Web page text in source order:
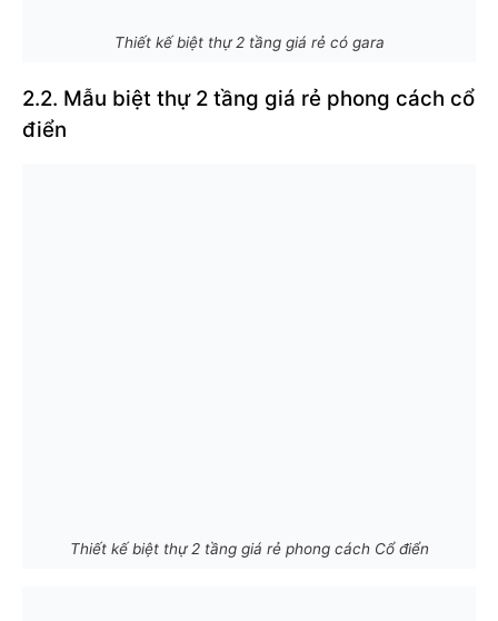
Thiết kế biệt thự 2 tầng giá rẻ có gara
2.2. Mẫu biệt thự 2 tầng giá rẻ phong cách cổ
điển
Thiết kế biệt thự 2 tầng giá rẻ phong cách Cổ điển